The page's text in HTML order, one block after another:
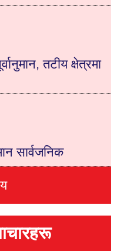
तटीय क्षेत्रमा
सार्वजनिक